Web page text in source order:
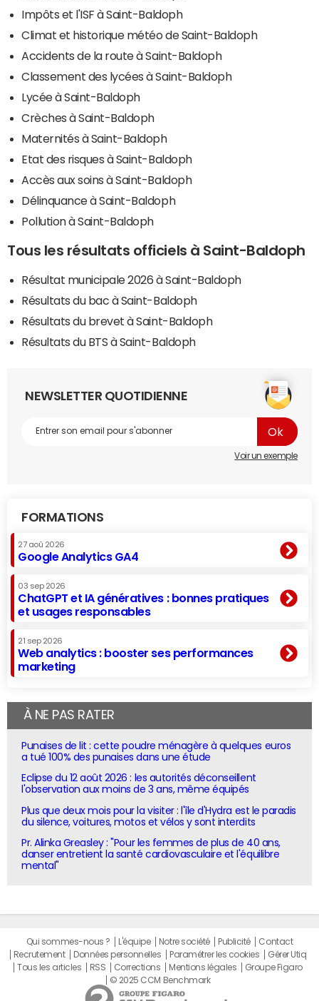
Impôts et l'ISF à Saint-Baldoph
Climat et historique météo de Saint-Baldoph
Accidents de la route à Saint-Baldoph
Classement des lycées à Saint-Baldoph
Lycée à Saint-Baldoph
Crèches à Saint-Baldoph
Maternités à Saint-Baldoph
Etat des risques à Saint-Baldoph
Accès aux soins à Saint-Baldoph
Délinquance à Saint-Baldoph
Pollution à Saint-Baldoph
Tous les résultats officiels à Saint-Baldoph
Résultat municipale 2026 à Saint-Baldoph
Résultats du bac à Saint-Baldoph
Résultats du brevet à Saint-Baldoph
Résultats du BTS à Saint-Baldoph
NEWSLETTER QUOTIDIENNE
Voir un exemple
FORMATIONS
27 aoû 2026
Google Analytics GA4
03 sep 2026
ChatGPT et IA génératives : bonnes pratiques
et usages responsables
21 sep 2026
Web analytics : booster ses performances
marketing
À NE PAS RATER
Punaises de lit : cette poudre ménagère à quelques euros
a tué 100% des punaises dans une étude
Eclipse du 12 août 2026 : les autorités déconseillent
l'observation aux moins de 3 ans, même équipés
Plus que deux mois pour la visiter : l'île d'Hydra est le paradis
du silence, voitures, motos et vélos y sont interdits
Pr. Alinka Greasley : "Pour les femmes de plus de 40 ans,
danser entretient la santé cardiovasculaire et l'équilibre
mental"
Qui sommes-nous ? L'équipe Notre société Publicité
Contact
Recrutement
Données personnelles Paramétrer les cookies
Gérer Utiq
Tous les articles
RSS Corrections Mentions légales
Groupe Figaro
© 2025 CCM Benchmark